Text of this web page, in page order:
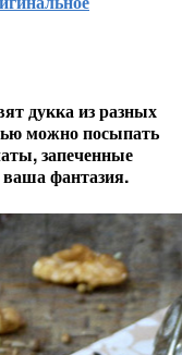
дукка из разных
можно посыпать
запеченные
фантазия.